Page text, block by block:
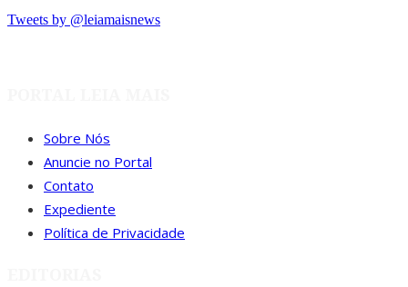
Tweets by @leiamaisnews
Sobre Nós
Anuncie no Portal
Contato
Expediente
Política de Privacidade